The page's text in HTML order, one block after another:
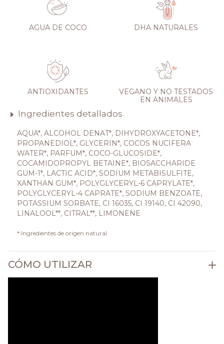
AGUA DE COCO DHA NATURALES
ANTIOXIDANTES
VEGANO Y NO TESTADOS
EN ANIMALES
Ingredientes detallados
AQUA*, ALCOHOL DENAT*, DIHYDROXYACETONE*,
PROPANEDIOL*, GLYCERIN*, COCOS NUCIFERA
WATER*, PARFUM*, COCO-GLUCOSIDE*,
COCAMIDOPROPYL BETAINE*, BIOSACCHARIDE
GUM-1*, LACTIC ACID*, SODIUM METABISULFITE,
XANTHAN GUM*, POLYGLYCERYL-6 CAPRYLATE*,
POLYGLYCERYL-4 CAPRATE*, SODIUM BENZOATE,
POTASSIUM SORBATE, CI 16035, CI 19140, CI 42090,
LINALOOL**, CITRAL**, LIMONENE
* Ingredientes de origen natural
CÓMO UTILIZAR